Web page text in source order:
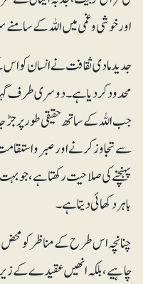
اور خوشی و غمی میں اللہ کے
جدید مادی ثقافت نے انسان کو
محدود کر دیا ہے۔ دوسری طرف
جب اللہ کے ساتھ حقیقی طور پر
سے تجاوز کرنے اور صبر و
پہنچنے کی صلاحیت رکھتا ہے، جو
باہر دکھائی دیتا ہے۔
چنانچہ اس طرح کے مناظر کو محض
چاہیے، بلکہ انھیں عقیدے کے